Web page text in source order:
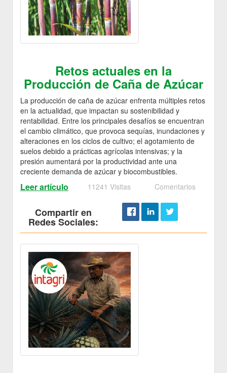
Retos actuales en la
Producción de Caña de Azúcar
La producción de caña de azúcar enfrenta múltiples retos
en la actualidad, que impactan su sostenibilidad y
rentabilidad. Entre los principales desafíos se encuentran
el cambio climático, que provoca sequías, inundaciones y
alteraciones en los ciclos de cultivo; el agotamiento de
suelos debido a prácticas agrícolas intensivas; y la
presión aumentará por la productividad ante una
creciente demanda de azúcar y biocombustibles.
Leer artículo 11241 Visitas Comentarios
Compartir en
Redes Sociales: